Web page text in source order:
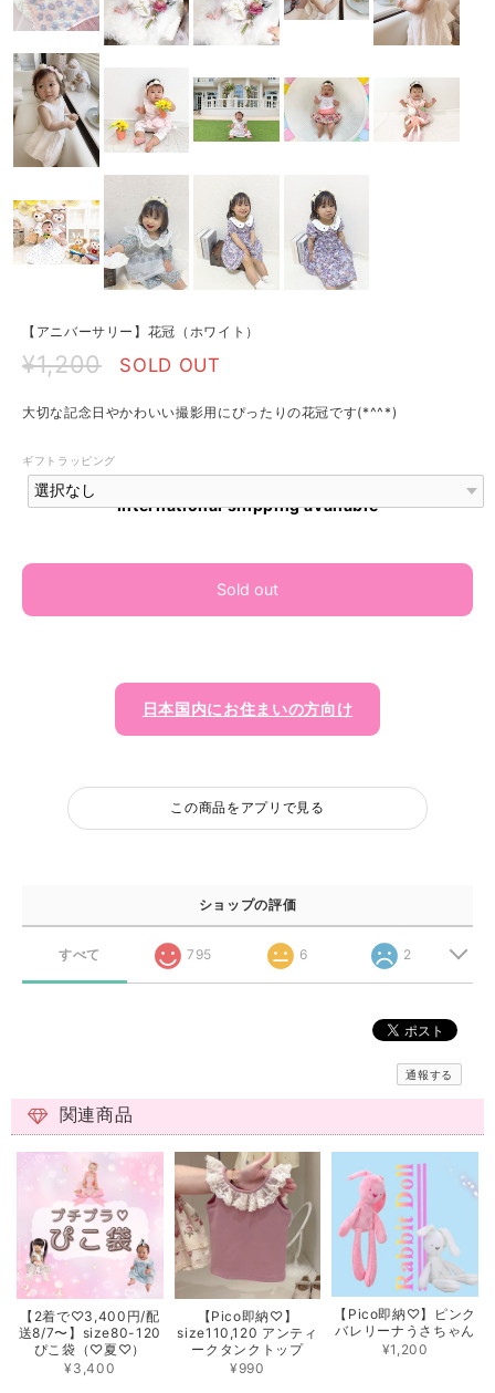
【アニバーサリー】花冠（ホワイト）
¥1,200 SOLD OUT
大切な記念日やかわいい撮影用にぴったりの花冠です(*^^*)
ギフトラッピング
International shipping available
Sold out
日本国内にお住まいの方向け
この商品をアプリで見る
ショップの評価
すべて 795 6 2
通報する
関連商品
【2着で♡3,400円/配
送8/7〜】size80-120
ぴこ袋（♡夏♡）
¥3,400
【Pico即納♡】
size110,120 アンティ
ークタンクトップ
¥990
【Pico即納♡】ピンク
バレリーナうさちゃん
¥1,200